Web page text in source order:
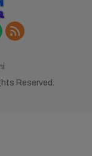
Reserved.